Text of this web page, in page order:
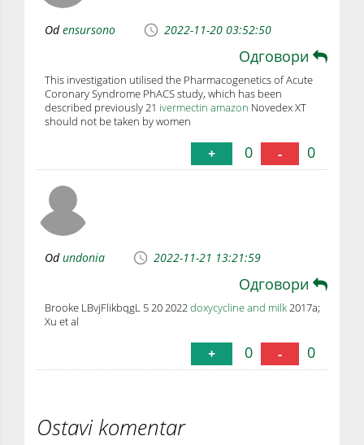
Odensursono 2022-11-20 03:52:50
Одговори
This investigation utilised the Pharmacogenetics of Acute
Coronary Syndrome PhACS study, which has been
described previously 21 ivermectin amazon Novedex XT
should not be taken by women
+ 0 - 0
Odundonia 2022-11-21 13:21:59
Одговори
Brooke LBvjFlikbqgL 5 20 2022doxycycline and milk2017a;
Xu et al
+ 0 - 0
Ostavi komentar